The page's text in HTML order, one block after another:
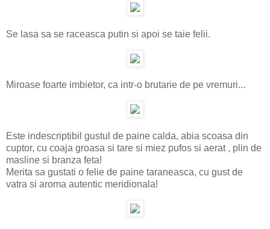
Se lasa sa se raceasca putin si apoi se taie felii.
Miroase foarte imbietor, ca intr-o brutarie de pe vremuri...
Este indescriptibil gustul de paine calda, abia scoasa din
cuptor, cu coaja groasa si tare si miez pufos si aerat , plin de
masline si branza feta!
Merita sa gustati o felie de paine taraneasca, cu gust de
vatra si aroma autentic meridionala!